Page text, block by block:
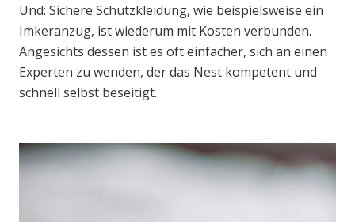
Und: Sichere Schutzkleidung, wie beispielsweise ein
Imkeranzug, ist wiederum mit Kosten verbunden.
Angesichts dessen ist es oft einfacher, sich an einen
Experten zu wenden, der das Nest kompetent und
schnell selbst beseitigt.